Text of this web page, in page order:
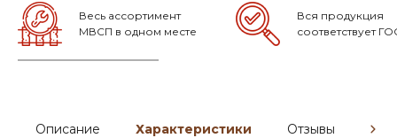
Весь ассортимент
МВСП в одном месте
Вся продукция
соответствует
Описание Характеристики Отзывы